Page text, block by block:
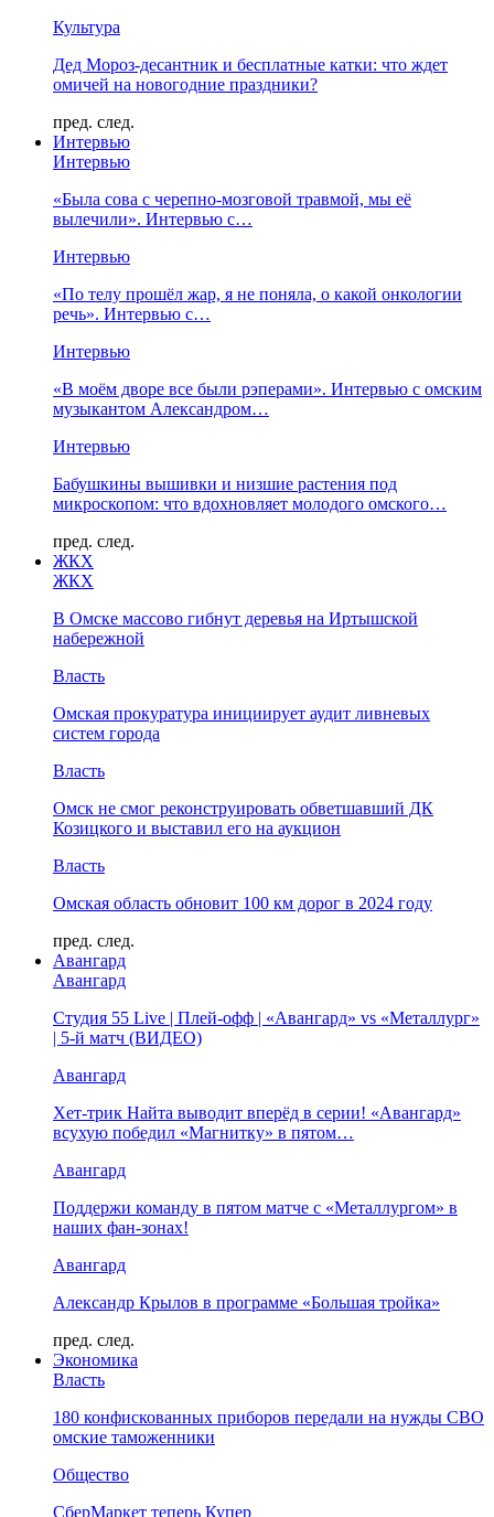
Культура
Дед Мороз-десантник и бесплатные катки: что ждет
омичей на новогодние праздники?
пред. след.
Интервью
Интервью
«Была сова с черепно-мозговой травмой, мы её
вылечили». Интервью с…
Интервью
«По телу прошёл жар, я не поняла, о какой онкологии
речь». Интервью с…
Интервью
«В моём дворе все были рэперами». Интервью с омским
музыкантом Александром…
Интервью
Бабушкины вышивки и низшие растения под
микроскопом: что вдохновляет молодого омского…
пред. след.
ЖКХ
ЖКХ
В Омске массово гибнут деревья на Иртышской
набережной
Власть
Омская прокуратура инициирует аудит ливневых
систем города
Власть
Омск не смог реконструировать обветшавший ДК
Козицкого и выставил его на аукцион
Власть
Омская область обновит 100 км дорог в 2024 году
пред. след.
Авангард
Авангард
Студия 55 Live | Плей-офф | «Авангард» vs «Металлург»
| 5-й матч (ВИДЕО)
Авангард
Хет-трик Найта выводит вперёд в серии! «Авангард»
всухую победил «Магнитку» в пятом…
Авангард
Поддержи команду в пятом матче с «Металлургом» в
наших фан-зонах!
Авангард
Александр Крылов в программе «Большая тройка»
пред. след.
Экономика
Власть
180 конфискованных приборов передали на нужды СВО
омские таможенники
Общество
СберМаркет теперь Купер